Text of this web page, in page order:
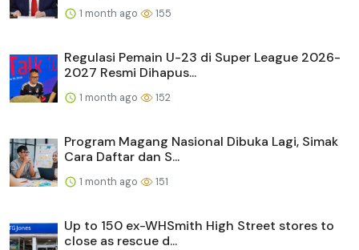
1 month ago 155
Regulasi Pemain U-23 di Super League 2026-
2027 Resmi Dihapus...
1 month ago 152
Program Magang Nasional Dibuka Lagi, Simak
Cara Daftar dan S...
1 month ago 151
Up to 150 ex-WHSmith High Street stores to
close as rescue d...